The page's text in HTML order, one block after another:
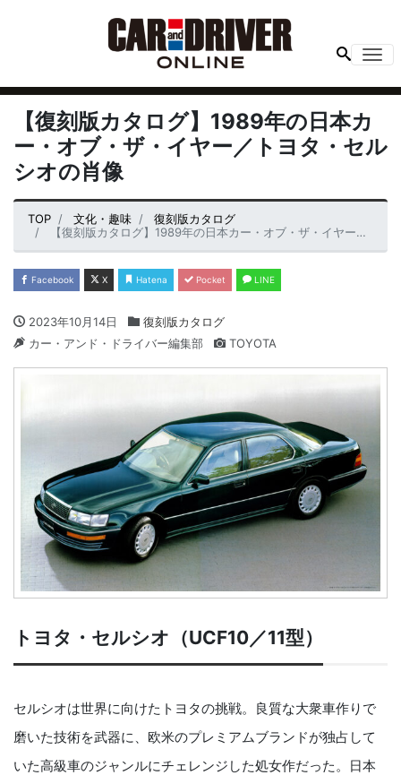
【復刻版カタログ】1989年の日本カ
ー・オブ・ザ・イヤー／トヨタ・セル
シオの肖像
TOP 文化・趣味
復刻版カタログ
【復刻版カタログ】1989年の日本カー・オブ・ザ・イヤー／トヨタ・セルシオの肖像
Facebook X Hatena Pocket LINE
2023年10月14日
復刻版カタログ
カー・アンド・ドライバー編集部
TOYOTA
トヨタ・セルシオ（UCF10／11型）
セルシオは世界に向けたトヨタの挑戦。良質な大衆車作りで
磨いた技術を武器に、欧米のプレミアムブランドが独占して
いた高級車のジャンルにチェレンジした処女作だった。日本